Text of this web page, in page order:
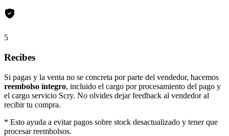
5
Recibes
Si pagas y la venta no se concreta por parte del vendedor, hacemos
reembolso íntegro, incluido el cargo por procesamiento del pago y
el cargo servicio Scry. No olvides dejar feedback al vendedor al
recibir tu compra.
* Esto ayuda a evitar pagos sobre stock desactualizado y tener que
procesar reembolsos.